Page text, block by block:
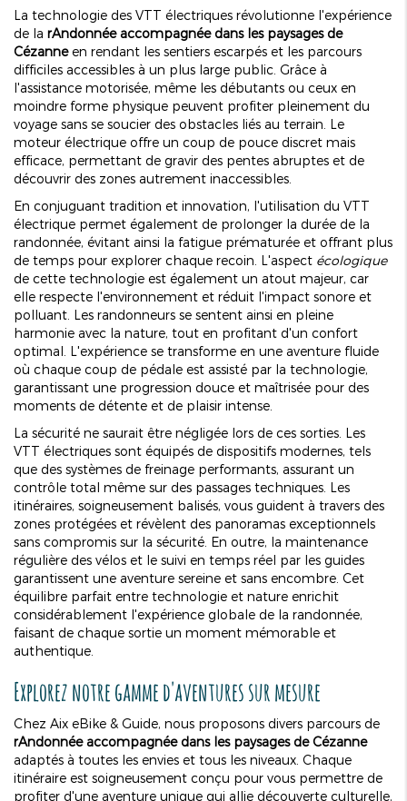
La technologie des VTT électriques révolutionne l'expérience
de la rAndonnée accompagnée dans les paysages de
Cézanneen rendant les sentiers escarpés et les parcours
difficiles accessibles à un plus large public. Grâce à
l'assistance motorisée, même les débutants ou ceux en
moindre forme physique peuvent profiter pleinement du
voyage sans se soucier des obstacles liés au terrain. Le
moteur électrique offre un coup de pouce discret mais
efficace, permettant de gravir des pentes abruptes et de
découvrir des zones autrement inaccessibles.
En conjuguant tradition et innovation, l'utilisation du VTT
électrique permet également de prolonger la durée de la
randonnée, évitant ainsi la fatigue prématurée et offrant plus
de temps pour explorer chaque recoin. L'aspect écologique
de cette technologie est également un atout majeur, car
elle respecte l'environnement et réduit l'impact sonore et
polluant. Les randonneurs se sentent ainsi en pleine
harmonie avec la nature, tout en profitant d'un confort
optimal. L'expérience se transforme en une aventure fluide
où chaque coup de pédale est assisté par la technologie,
garantissant une progression douce et maîtrisée pour des
moments de détente et de plaisir intense.
La sécurité ne saurait être négligée lors de ces sorties. Les
VTT électriques sont équipés de dispositifs modernes, tels
que des systèmes de freinage performants, assurant un
contrôle total même sur des passages techniques. Les
itinéraires, soigneusement balisés, vous guident à travers des
zones protégées et révèlent des panoramas exceptionnels
sans compromis sur la sécurité. En outre, la maintenance
régulière des vélos et le suivi en temps réel par les guides
garantissent une aventure sereine et sans encombre. Cet
équilibre parfait entre technologie et nature enrichit
considérablement l'expérience globale de la randonnée,
faisant de chaque sortie un moment mémorable et
authentique.
Explorez notre gamme d'aventures sur mesure
Chez Aix eBike & Guide, nous proposons divers parcours de
rAndonnée accompagnée dans les paysages de Cézanne
adaptés à toutes les envies et tous les niveaux. Chaque
itinéraire est soigneusement conçu pour vous permettre de
profiter d'une aventure unique qui allie découverte culturelle,